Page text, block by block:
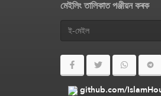
মেইলিং তালিকাত পঞ্জীয়ন কৰক
github.com/